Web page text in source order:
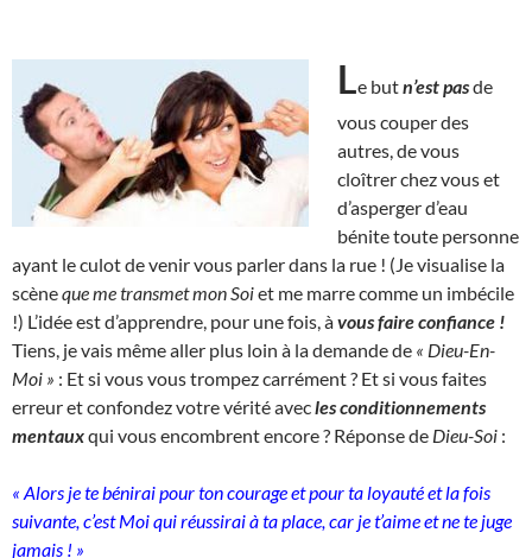
Le butn’est pasde
vous couper des
autres, de vous
cloîtrer chez vous et
d’asperger d’eau
bénite toute personne
ayant le culot de venir vous parler dans la rue ! (Je visualise la
scèneque me transmet mon Soiet me marre comme un imbécile
!) L’idée est d’apprendre, pour une fois, àvous faire confiance !
Tiens, je vais même aller plus loin à la demande de « Dieu-En-
Moi » : Et si vous vous trompez carrément ? Et si vous faites
erreur et confondez votre vérité avecles conditionnements
mentauxqui vous encombrent encore ? Réponse de Dieu-Soi :
« Alors je te bénirai pour ton courage et pour ta loyauté et la fois
suivante, c’est Moi qui réussirai à ta place, car je t’aime et ne te juge
jamais ! »